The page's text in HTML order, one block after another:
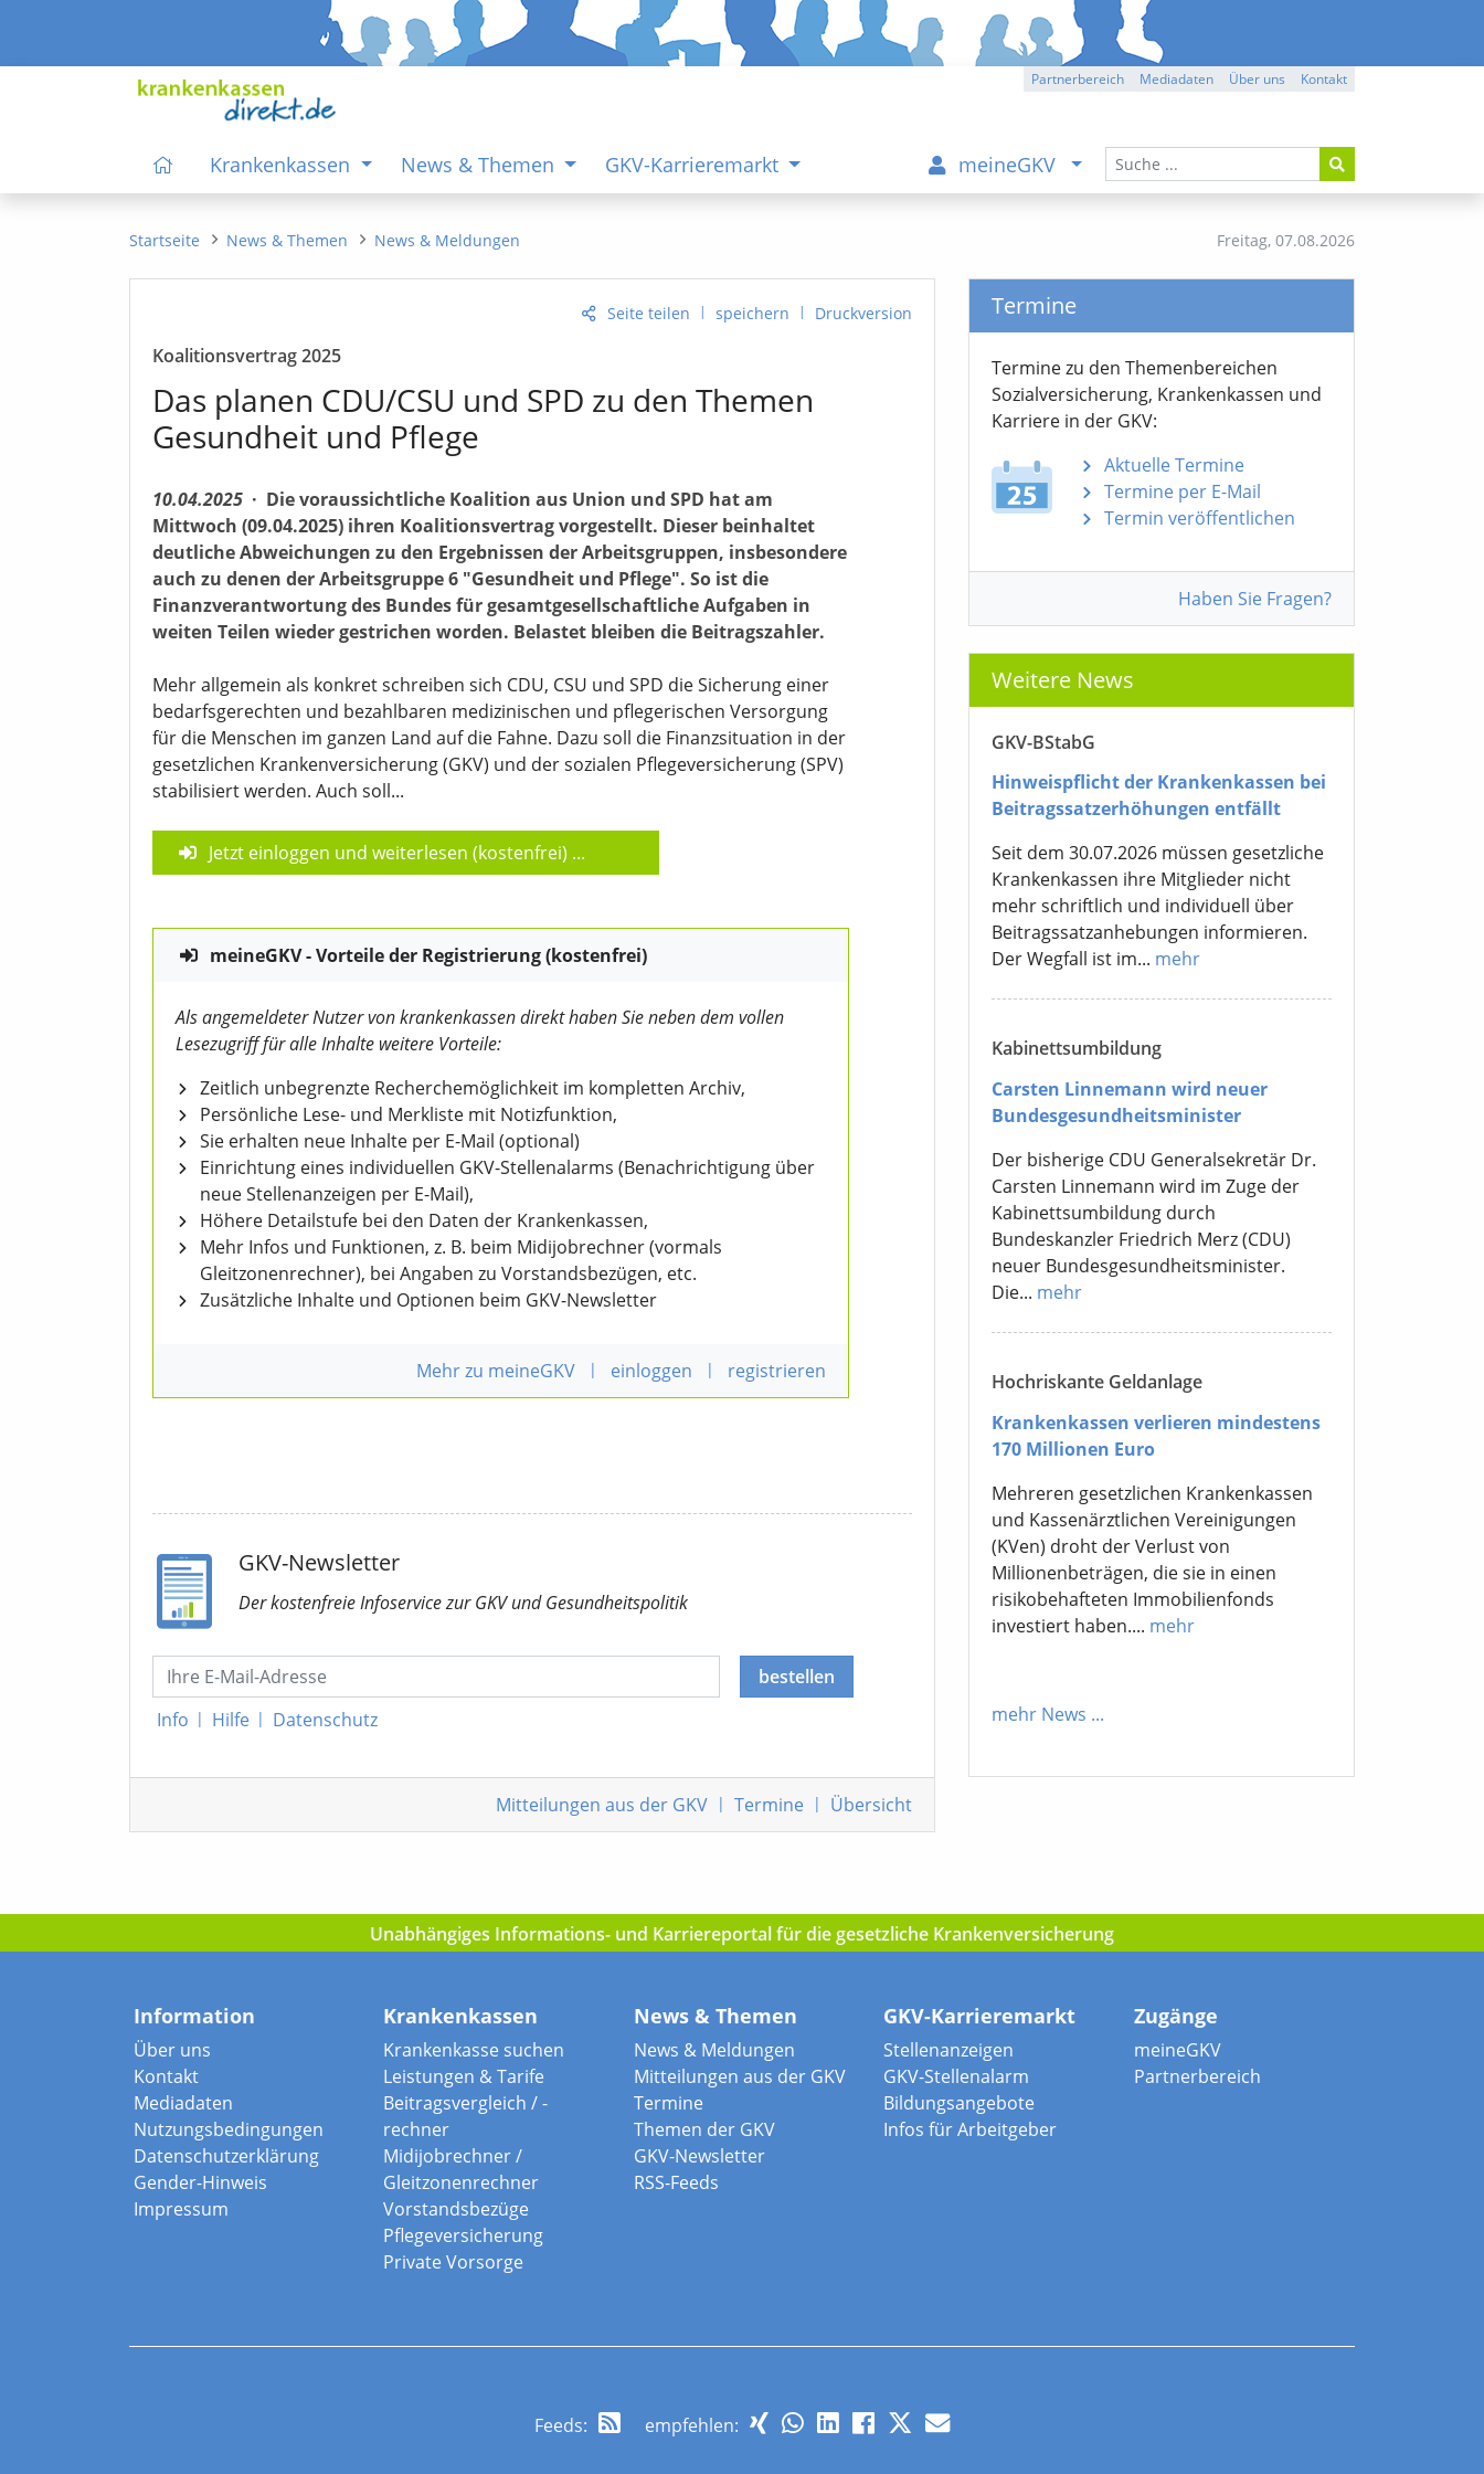
Partnerbereich Mediadaten Über uns Kontakt
Krankenkassen News & Themen GKV-Karrieremarkt meineGKV
Freitag, 07.08.2026
Startseite News & Themen News & Meldungen
Seite teilen | speichern | Druckversion
Koalitionsvertrag 2025
Das planen CDU/CSU und SPD zu den Themen
Gesundheit und Pflege
10.04.2025 · Die voraussichtliche Koalition aus Union und SPD hat am
Mittwoch (09.04.2025) ihren Koalitionsvertrag vorgestellt. Dieser beinhaltet
deutliche Abweichungen zu den Ergebnissen der Arbeitsgruppen, insbesondere
auch zu denen der Arbeitsgruppe 6 "Gesundheit und Pflege". So ist die
Finanzverantwortung des Bundes für gesamtgesellschaftliche Aufgaben in
weiten Teilen wieder gestrichen worden. Belastet bleiben die Beitragszahler.
Mehr allgemein als konkret schreiben sich CDU, CSU und SPD die Sicherung einer
bedarfsgerechten und bezahlbaren medizinischen und pflegerischen Versorgung
für die Menschen im ganzen Land auf die Fahne. Dazu soll die Finanzsituation in der
gesetzlichen Krankenversicherung (GKV) und der sozialen Pflegeversicherung (SPV)
stabilisiert werden. Auch soll...
Jetzt einloggen und weiterlesen (kostenfrei) ...
meineGKV - Vorteile der Registrierung (kostenfrei)
Als angemeldeter Nutzer von krankenkassen direkt haben Sie neben dem vollen
Lesezugriff für alle Inhalte weitere Vorteile:
Zeitlich unbegrenzte Recherchemöglichkeit im kompletten Archiv,
Persönliche Lese- und Merkliste mit Notizfunktion,
Sie erhalten neue Inhalte per E-Mail (optional)
Einrichtung eines individuellen GKV-Stellenalarms (Benachrichtigung über
neue Stellenanzeigen per E-Mail),
Höhere Detailstufe bei den Daten der Krankenkassen,
Mehr Infos und Funktionen, z. B. beim Midijobrechner (vormals
Gleitzonenrechner), bei Angaben zu Vorstandsbezügen, etc.
Zusätzliche Inhalte und Optionen beim GKV-Newsletter
Mehr zu meineGKV | einloggen | registrieren
GKV-Newsletter
Der kostenfreie Infoservicezur GKVund Gesundheitspolitik
Info | Hilfe | Datenschutz
bestellen
Mitteilungen aus der GKV | Termine | Übersicht
Termine
Termine zu den Themen­bereichen
Sozialver­sicherung, Krankenkassen und
Karriere in der GKV:
Aktuelle Termine
Termine per E-Mail
Termin veröffentlichen
Haben Sie Fragen?
Weitere News
GKV-BStabG
Hinweispflicht der Krankenkassen bei
Beitragssatzerhöhungen entfällt
Seit dem 30.07.2026 müssen gesetzliche
Krankenkassen ihre Mitglieder nicht
mehr schriftlich und individuell über
Beitragssatzanhebungen informieren.
Der Wegfall ist im... mehr
Kabinettsumbildung
Carsten Linnemann wird neuer
Bundesgesundheitsminister
Der bisherige CDU Generalsekretär Dr.
Carsten Linnemann wird im Zuge der
Kabinettsumbildung durch
Bundeskanzler Friedrich Merz (CDU)
neuer Bundesgesundheitsminister.
Die... mehr
Hochriskante Geldanlage
Krankenkassen verlieren mindestens
170 Millionen Euro
Mehreren gesetzlichen Krankenkassen
und Kassenärztlichen Vereinigungen
(KVen) droht der Verlust von
Millionenbeträgen, die sie in einen
risikobehafteten Immobilienfonds
investiert haben.... mehr
mehr News ...
Unabhängiges Informations- und Karriereportal für die gesetzliche Krankenversicherung
Information
Über uns
Kontakt
Mediadaten
Nutzungsbedingungen
Datenschutzerklärung
Gender-Hinweis
Impressum
Krankenkassen
Krankenkasse suchen
Leistungen & Tarife
Beitragsvergleich / -
rechner
Midijobrechner /
Gleitzonenrechner
Vorstandsbezüge
Pflegeversicherung
Private Vorsorge
News & Themen
News & Meldungen
Mitteilungen aus der GKV
Termine
Themen der GKV
GKV-Newsletter
RSS-Feeds
GKV-Karrieremarkt
Stellenanzeigen
GKV-Stellenalarm
Bildungsangebote
Infos für Arbeitgeber
Zugänge
meineGKV
Partnerbereich
Feeds: empfehlen: